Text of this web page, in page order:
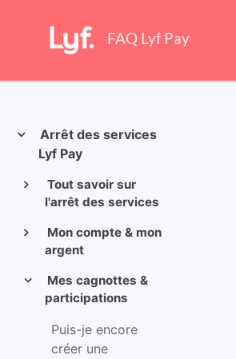
FAQ Lyf Pay
Arrêt des services
Lyf Pay
Tout savoir sur
l'arrêt des services
Mon compte & mon
argent
Mes cagnottes &
participations
Puis-je encore
créer une